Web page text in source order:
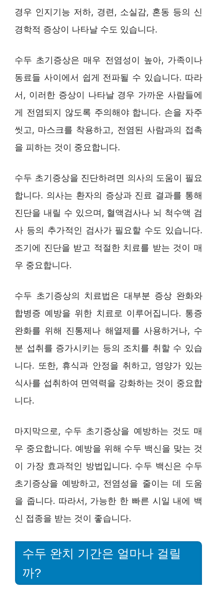
경우 인지기능 저하, 경련, 소실감, 혼동 등의 신
경학적 증상이 나타날 수도 있습니다.
수두 초기증상은 매우 전염성이 높아, 가족이나
동료들 사이에서 쉽게 전파될 수 있습니다. 따라
서, 이러한 증상이 나타날 경우 가까운 사람들에
게 전염되지 않도록 주의해야 합니다. 손을 자주
씻고, 마스크를 착용하고, 전염된 사람과의 접촉
을 피하는 것이 중요합니다.
수두 초기증상을 진단하려면 의사의 도움이 필요
합니다. 의사는 환자의 증상과 진료 결과를 통해
진단을 내릴 수 있으며, 혈액검사나 뇌 척수액 검
사 등의 추가적인 검사가 필요할 수도 있습니다.
조기에 진단을 받고 적절한 치료를 받는 것이 매
우 중요합니다.
수두 초기증상의 치료법은 대부분 증상 완화와
합병증 예방을 위한 치료로 이루어집니다. 통증
완화를 위해 진통제나 해열제를 사용하거나, 수
분 섭취를 증가시키는 등의 조치를 취할 수 있습
니다. 또한, 휴식과 안정을 취하고, 영양가 있는
식사를 섭취하여 면역력을 강화하는 것이 중요합
니다.
마지막으로, 수두 초기증상을 예방하는 것도 매
우 중요합니다. 예방을 위해 수두 백신을 맞는 것
이 가장 효과적인 방법입니다. 수두 백신은 수두
초기증상을 예방하고, 전염성을 줄이는 데 도움
을 줍니다. 따라서, 가능한 한 빠른 시일 내에 백
신 접종을 받는 것이 좋습니다.
수두 완치 기간은 얼마나 걸릴
까?